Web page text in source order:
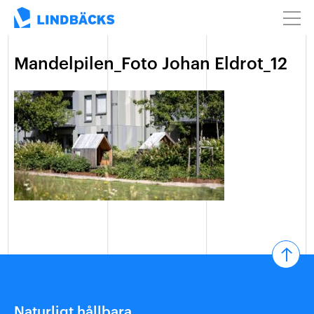
Mandelpilen_Foto Johan Eldrot_12